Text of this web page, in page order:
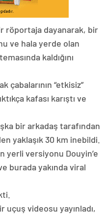
röportaja dayanarak, bir
ve hala yerde olan
kaldığını
çabalarının “etkisiz”
kafası karıştı ve
bir arkadaş tarafından
yaklaşık 30 km inebildi.
yerli versiyonu Douyin’e
burada yakında viral
uçuş videosu yayınladı,